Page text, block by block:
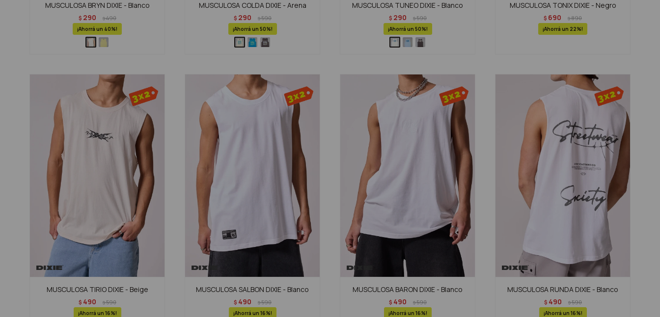
MUSCULOSA BRYN DIXIE - Blanco
$ 290 $490
40
MUSCULOSA COLDA DIXIE - Arena
$ 290 $590
50
MUSCULOSA TUNEO DIXIE - Blanco
$ 290 $590
50
MUSCULOSA TONIX DIXIE - Negro
$ 690 $890
22
MUSCULOSA TIRIO DIXIE - Beige
$ 490 $590
16
MUSCULOSA SALBON DIXIE - Blanco
$ 490 $590
16
MUSCULOSA BARON DIXIE - Blanco
$ 490 $590
16
MUSCULOSA RUNDA DIXIE - Blanco
$ 490 $590
16